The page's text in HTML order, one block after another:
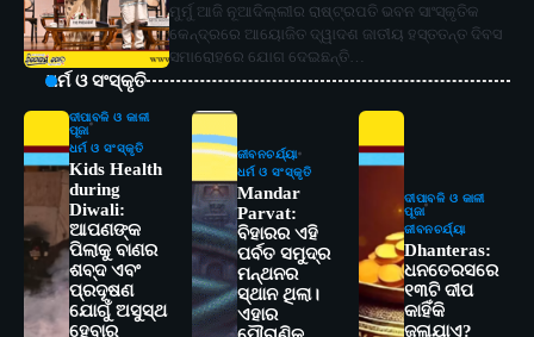
ମୁର୍ମୁ ଆଜି ନୂଆଦିଲ୍ଲୀର ରାଷ୍ଟ୍ରପତି ଭବନ ସାଂସ୍କୃତିକ
କେନ୍ଦ୍ରରେ ଆୟୋଜିତ ଦ୍ୱାଦଶ ଜାତୀୟ ହସ୍ତତନ୍ତ ଦିବସ
ସମାରୋହରେ ଯୋଗ ଦେଇଛନ୍ତି…
ଧର୍ମ ଓ ସଂସ୍କୃତି
ଦୀପାବଳି ଓ କାଳୀ
ପୂଜା
ଧର୍ମ ଓ ସଂସ୍କୃତି
Kids Health
during
Diwali:
ଆପଣଙ୍କ
ପିଲାକୁ ବାଣର
ଶବ୍ଦ ଏବଂ
ପ୍ରଦୂଷଣ
ଯୋଗୁଁ ଅସୁସ୍ଥ
ହେବାରୁ
ଜୀବନଚର୍ଯ୍ୟା
ଧର୍ମ ଓ ସଂସ୍କୃତି
Mandar
Parvat:
ବିହାରର ଏହି
ପର୍ବତ ସମୁଦ୍ର
ମନ୍ଥନର
ସ୍ଥାନ ଥିଲା।
ଏହାର
ଦୀପାବଳି ଓ କାଳୀ
ପୂଜା
ଜୀବନଚର୍ଯ୍ୟା
Dhanteras:
ଧନତେରସରେ
୧୩ଟି ଦୀପ
କାହିଁକି
ଜଳାଯାଏ?